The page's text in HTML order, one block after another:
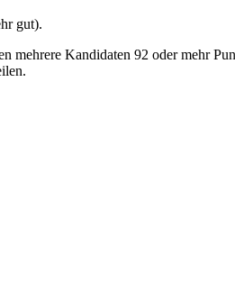
gut).
Kandidaten 92 oder mehr